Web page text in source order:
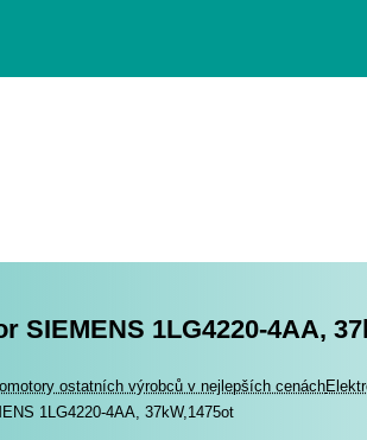
SIEMENS 1LG4220-4AA,
ostatních výrobců v nejlepších cenách
1LG4220-4AA, 37kW,1475ot